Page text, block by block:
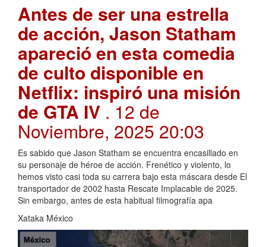
Antes de ser una estrella
de acción, Jason Statham
apareció en esta comedia
de culto disponible en
Netflix: inspiró una misión
de GTA IV . 12 de
Noviembre, 2025 20:03
Es sabido que Jason Statham se encuentra encasillado en
su personaje de héroe de acción. Frenético y violento, lo
hemos visto casi toda su carrera bajo esta máscara desde El
transportador de 2002 hasta Rescate Implacable de 2025.
Sin embargo, antes de esta habitual filmografía apa
Xataka México